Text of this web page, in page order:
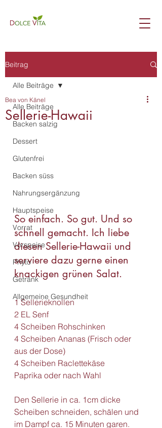
Beitrag
Alle Beiträge
Backen salzig
Dessert
Glutenfrei
Backen süss
Nahrungsergänzung
Hauptspeise
Vorrat
Vorspeise
Phyto
Getränk
Allgemeine Gesundheit
Alle Beiträge
Sellerie-Hawaii
Bea von Känel
So einfach. So gut. Und so
schnell gemacht. Ich liebe
diesen Sellerie-Hawaii und
serviere dazu gerne einen
knackigen grünen Salat.
1 Sellerieknollen
2 EL Senf
4 Scheiben Rohschinken
4 Scheiben Ananas (Frisch oder
aus der Dose)
4 Scheiben Raclettekäse
Paprika oder nach Wahl
Den Sellerie in ca. 1cm dicke
Scheiben schneiden, schälen und
im Dampf ca. 15 Minuten garen.